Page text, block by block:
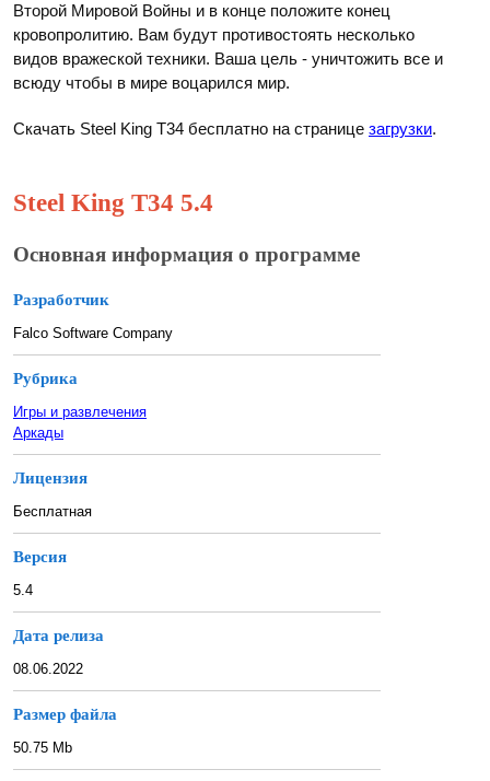
Второй Мировой Войны и в конце положите конец
кровопролитию. Вам будут противостоять несколько
видов вражеской техники. Ваша цель - уничтожить все и
всюду чтобы в мире воцарился мир.
Скачать Steel King T34 бесплатно на странице загрузки.
Steel King T34 5.4
Основная информация о программе
Разработчик
Falco Software Company
Рубрика
Игры и развлечения
Аркады
Лицензия
Бесплатная
Версия
5.4
Дата релиза
08.06.2022
Размер файла
50.75 Mb